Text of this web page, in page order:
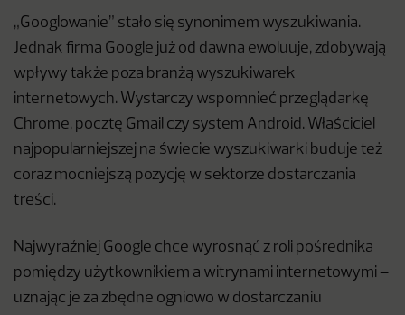
„Googlowanie” stało się synonimem wyszukiwania.
Jednak firma Google już od dawna ewoluuje, zdobywają
wpływy także poza branżą wyszukiwarek
internetowych. Wystarczy wspomnieć przeglądarkę
Chrome, pocztę Gmail czy system Android. Właściciel
najpopularniejszej na świecie wyszukiwarki buduje też
coraz mocniejszą pozycję w sektorze dostarczania
treści.
Najwyraźniej Google chce wyrosnąć z roli pośrednika
pomiędzy użytkownikiem a witrynami internetowymi –
uznając je za zbędne ogniowo w dostarczaniu